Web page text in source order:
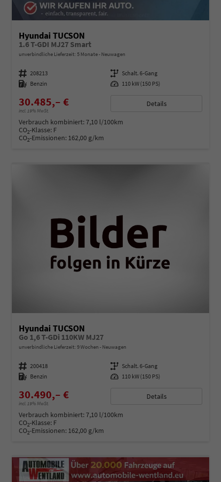
Hyundai TUCSON
1.6 T-GDI MJ27 Smart
unverbindliche Lieferzeit: 5 Monate Neuwagen
Fahrzeugnummer 208213 Getriebe Schalt. 6-Gang
Kraftstoff Benzin Leistung 110 kW (150 PS)
30.485,– €
incl. 19% MwSt.
Details
Verbrauch kombiniert:7,10 l/100km
CO2-Klasse: F
CO2-Emissionen: 162,00 g/km
Hyundai TUCSON
Go 1,6 T-GDi 110KW MJ27
unverbindliche Lieferzeit: 9 Wochen Neuwagen
Fahrzeugnummer 200418 Getriebe Schalt. 6-Gang
Kraftstoff Benzin Leistung 110 kW (150 PS)
30.490,– €
incl. 19% MwSt.
Details
Verbrauch kombiniert:7,10 l/100km
CO2-Klasse: F
CO2-Emissionen: 162,00 g/km